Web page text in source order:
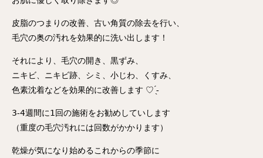
皮脂のつまりの改善、古い角質の除去を行い、
毛穴の奥の汚れを効果的に洗い出します！
それにより、毛穴の開き、黒ずみ、
ニキビ、ニキビ跡、シミ、小じわ、くすみ、
色素沈着などを効果的に改善します ♡ ̖́-
𝟥-𝟦週間に𝟣回の施術をお勧めしていします
（重度の毛穴汚れには回数がかかります）
乾燥が気になり始めるこれからの季節に